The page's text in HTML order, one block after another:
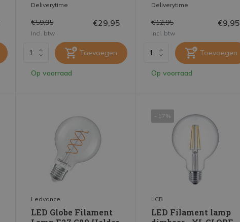
Deliverytime
€59,95 €29,95
Incl. btw
Toevoegen
Op voorraad
Deliverytime
€12,95 €9,95
Incl. btw
Toevoegen
Op voorraad
Ledvance
LED Globe Filament
- 17%
LCB
LED Filament lamp